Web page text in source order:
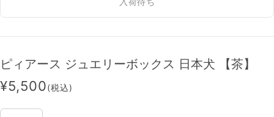
ピィアース ジュエリーボックス 日本犬 【茶】
¥5,500(税込)